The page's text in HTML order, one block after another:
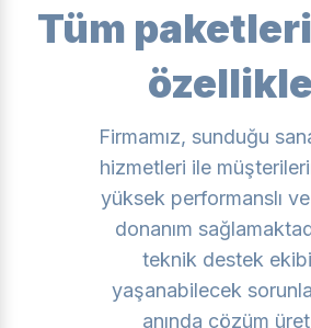
Tüm
Firmamız, sunduğu
hizmetleri ile
yüksek performanslı
donanım
teknik destek
yaşanabilecek
anında çözüm